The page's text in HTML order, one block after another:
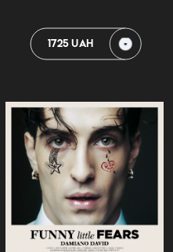
1725 UAH